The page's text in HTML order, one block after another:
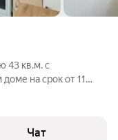
43 кв.м. с
на срок от 11
Чат